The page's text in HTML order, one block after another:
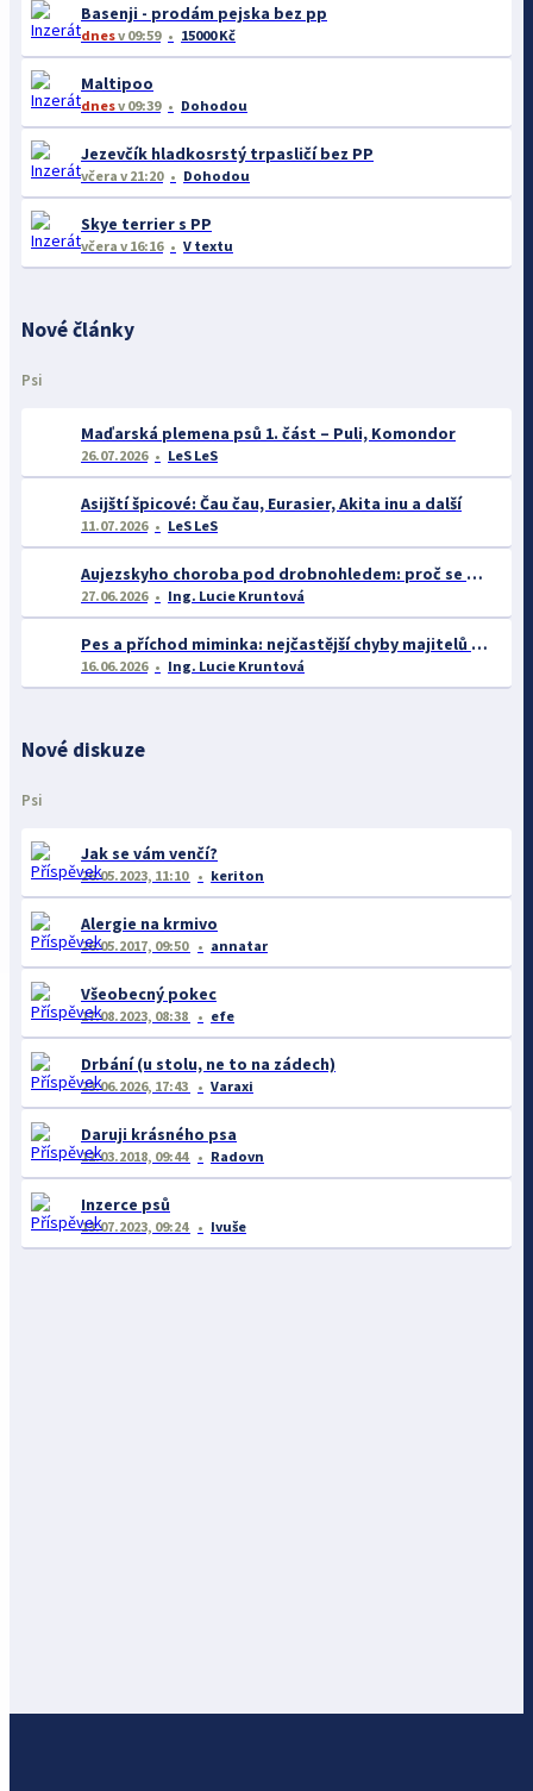
Basenji - prodám pejska bez pp
dnesv 09:59 15000 Kč
Maltipoo
dnesv 09:39 Dohodou
Jezevčík hladkosrstý trpasličí bez PP
včera v 21:20 Dohodou
Skye terrier s PP
včera v 16:16 V textu
Nové články
Psi
Maďarská plemena psů 1. část – Puli, Komondor
26.07.2026 LeS LeS
Asijští špicové: Čau čau, Eurasier, Akita inu a další
11.07.2026 LeS LeS
Aujezskyho choroba pod drobnohledem: proč se o ní nyní mluví více než dříve
27.06.2026 Ing. Lucie Kruntová
Pes a příchod miminka: nejčastější chyby majitelů a jak se jim vyhnout
16.06.2026 Ing. Lucie Kruntová
Nové diskuze
Psi
Jak se vám venčí?
26.05.2023, 11:10 keriton
Alergie na krmivo
26.05.2017, 09:50 annatar
Všeobecný pokec
17.08.2023, 08:38 efe
Drbání (u stolu, ne to na zádech)
23.06.2026, 17:43 Varaxi
Daruji krásného psa
12.03.2018, 09:44 Radovn
Inzerce psů
13.07.2023, 09:24 Ivuše